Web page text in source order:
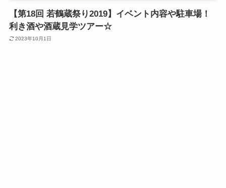
【第18回 若鶴蔵祭り2019】イベント内容や駐車場！
利き酒や酒蔵見学ツアー☆
2023年10月1日